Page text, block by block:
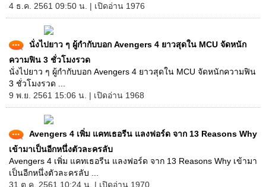
4 ธ.ค. 2561 09:50 น. | เปิดอ่าน 1976
นั่งไปยาว ๆ ผู้กำกับบอก Avengers 4 ยาวสุดใน MCU จัดหนัก
ความฟิน 3 ชั่วโมงรวด
นั่งไปยาว ๆ ผู้กำกับบอก Avengers 4 ยาวสุดใน MCU จัดหนักความฟิน
3 ชั่วโมงรวด ...
9 พ.ย. 2561 15:06 น. | เปิดอ่าน 1968
Avengers 4 เพิ่ม แคทเธอรีน แลงฟอร์ด จาก 13 Reasons Why
เข้ามาเป็นอีกหนึ่งตัวละครลับ
Avengers 4 เพิ่ม แคทเธอรีน แลงฟอร์ด จาก 13 Reasons Why เข้ามา
เป็นอีกหนึ่งตัวละครลับ ...
31 ต.ค. 2561 10:24 น. | เปิดอ่าน 1970